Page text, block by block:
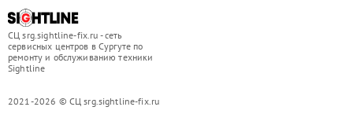
СЦ srg.sightline-fix.ru - сеть
сервисных центров в Сургуте по
ремонту и обслуживанию техники
Sightline
2021-2026 © СЦ srg.sightline-fix.ru